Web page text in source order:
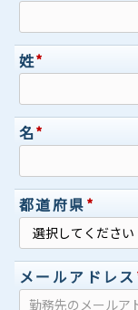
姓*
名*
都道府県*
メールアドレス